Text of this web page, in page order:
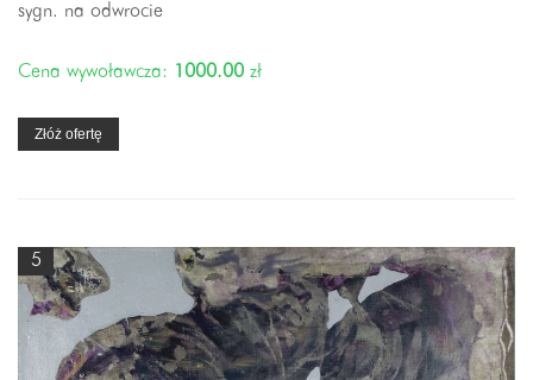
sygn. na odwrocie
Cena wywoławcza: 1000.00 zł
Złóż ofertę
5